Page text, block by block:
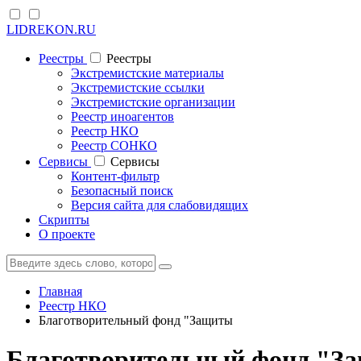
LIDREKON.RU
Реестры
Реестры
Экстремистские материалы
Экстремистские ссылки
Экстремистские организации
Реестр иноагентов
Реестр НКО
Реестр СОНКО
Cервисы
Cервисы
Контент-фильтр
Безопасный поиск
Версия сайта для слабовидящих
Скрипты
О проекте
Главная
Реестр НКО
Благотворительный фонд "Защиты